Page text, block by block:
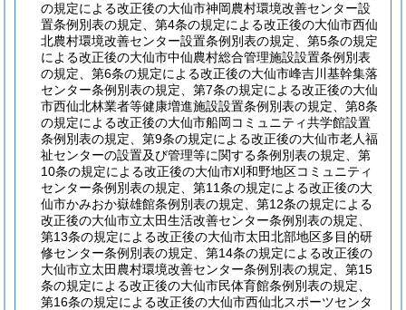
の規定による改正後の大仙市神岡農村環境改善センター設
置条例別表の規定、第4条の規定による改正後の大仙市西仙
北農村環境改善センター設置条例別表の規定、第5条の規定
による改正後の大仙市中仙農村総合管理施設設置条例別表
の規定、第6条の規定による改正後の大仙市峰吉川基幹集落
センター条例別表の規定、第7条の規定による改正後の大仙
市西仙北林業者等健康増進施設設置条例別表の規定、第8条
の規定による改正後の大仙市船岡コミュニティ共学館設置
条例別表の規定、第9条の規定による改正後の大仙市老人福
祉センターの設置及び管理等に関する条例別表の規定、第
10条の規定による改正後の大仙市刈和野地区コミュニティ
センター条例別表の規定、第11条の規定による改正後の大
仙市かみおか嶽雄館条例別表の規定、第12条の規定による
改正後の大仙市立太田生活改善センター条例別表の規定、
第13条の規定による改正後の大仙市太田北部地区多目的研
修センター条例別表の規定、第14条の規定による改正後の
大仙市立太田農村環境改善センター条例別表の規定、第15
条の規定による改正後の大仙市民体育館条例別表の規定、
第16条の規定による改正後の大仙市西仙北スポーツセンタ